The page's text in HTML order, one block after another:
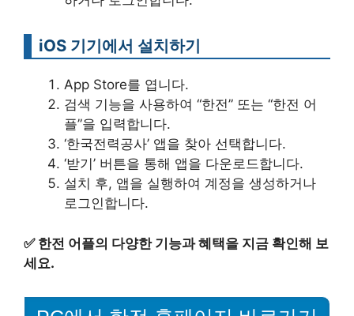
iOS 기기에서 설치하기
App Store를 엽니다.
검색 기능을 사용하여 “한전” 또는 “한전 어
플”을 입력합니다.
‘한국전력공사’ 앱을 찾아 선택합니다.
‘받기’ 버튼을 통해 앱을 다운로드합니다.
설치 후, 앱을 실행하여 계정을 생성하거나
로그인합니다.
✅ 한전 어플의 다양한 기능과 혜택을 지금 확인해 보
세요.